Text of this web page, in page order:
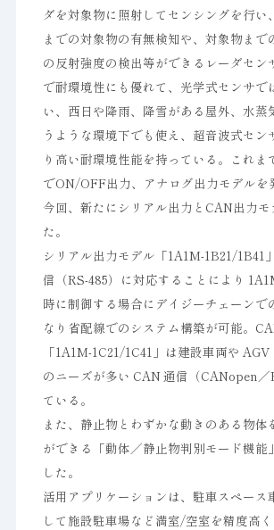
ダを対象物に照射してセンシングを行い
までの対象物の有無検知や、対象物まで
の反射強度の検出等ができるレーダセン
で耐環境性にも優れて、光学式センサで
い、西日や降雨、降雪がある屋外、水蒸
うような環境下でも使え、超音波式セン
り高い耐環境性能を持っている。これ
でON/OFF出力、アナログ出力モデルを
今回、新たにシリアル出力とCAN出力モ
た。
シリアル出力モデル「1A1M-1B21/1B41
信（RS-485）に対応することにより
時に制御する場合にデイジーチェーンで
なり省配線でのシステム構築が可能。
「1A1M-1C21/1C41」は建設車両や
のニーズが多い CAN 通信（CANopen／
ている。
また、静止物とわずかな動きのある物体
ができる「動体／静止物判別モード機能
した。
活用アプリケーションは、駐車スペース
して施設駐車場など満室/空室を精度高